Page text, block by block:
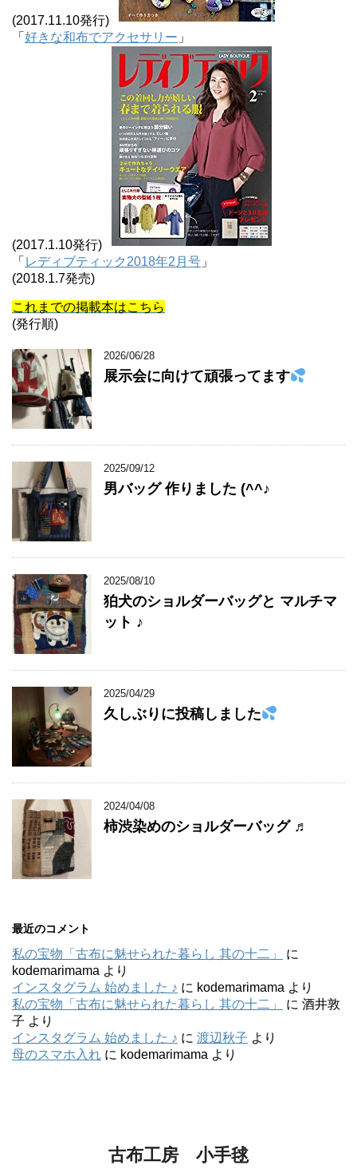
(2017.11.10発行)
「 好きな和布でアクセサリー 」
(2017.1.10発行)
「 レディブティック2018年2月号 」
(2018.1.7発売)
これまでの掲載本はこちら
(発行順)
2026/06/28
展示会に向けて頑張ってます
2025/09/12
男バッグ 作りました (^^♪
2025/08/10
狛犬のショルダーバッグと マルチマ
ット ♪
2025/04/29
久しぶりに投稿しました
2024/04/08
柿渋染めのショルダーバッグ ♬
最近のコメント
私の宝物「古布に魅せられた暮らし 其の十二」
に
kodemarimama より
インスタグラム 始めました ♪ に kodemarimama より
私の宝物「古布に魅せられた暮らし 其の十二」
に 酒井敦
子 より
インスタグラム 始めました ♪ に 渡辺秋子 より
母のスマホ入れ に kodemarimama より
古布工房 小手毬